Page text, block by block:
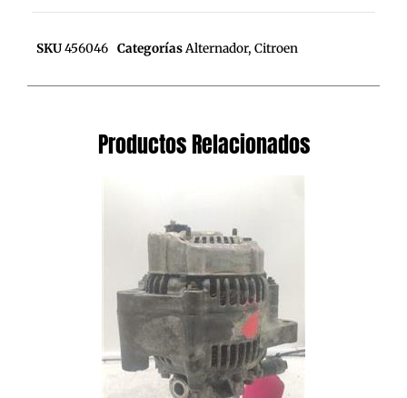
SKU456046 CategoríasAlternador, Citroen
Productos Relacionados